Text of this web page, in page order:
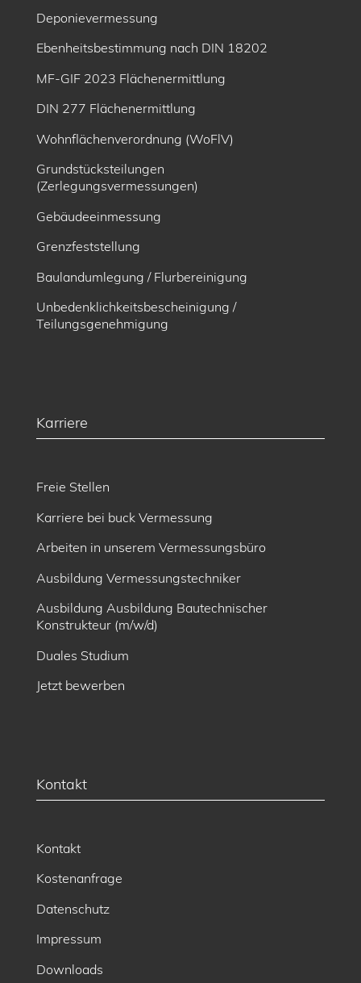
Deponievermessung
Ebenheitsbe­stimmung nach DIN 18202
MF-GIF 2023 Flächenermittlung
DIN 277 Flächenermittlung
Wohnflächenverordnung (WoFlV)
Grundstücksteilungen
(Zerlegungsvermessungen)
Gebäudeeinmessung
Grenzfeststellung
Baulandumlegung / Flurbereinigung
Unbedenklichkeitsbescheinigung /
Teilungsgenehmigung
Karriere
Freie Stellen
Karriere bei buck Vermessung
Arbeiten in unserem Vermessungsbüro
Ausbildung Vermessungstechniker
Ausbildung Ausbildung Bautechnischer
Konstrukteur (m/w/d)
Duales Studium
Jetzt bewerben
Kontakt
Kontakt
Kostenanfrage
Datenschutz
Impressum
Downloads